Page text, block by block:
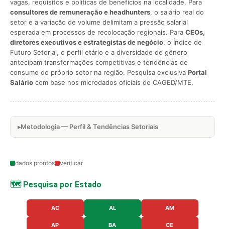
vagas, requisitos e políticas de benefícios na localidade. Para
consultores de remuneração e headhunters, o salário real do
setor e a variação de volume delimitam a pressão salarial
esperada em processos de recolocação regionais. Para CEOs,
diretores executivos e estrategistas de negócio, o Índice de
Futuro Setorial, o perfil etário e a diversidade de gênero
antecipam transformações competitivas e tendências de
consumo do próprio setor na região. Pesquisa exclusiva Portal
Salário com base nos microdados oficiais do CAGED/MTE.
Metodologia — Perfil & Tendências Setoriais
dados prontos verificar
🗺️ Pesquisa por Estado
AC AL AM
AP BA CE